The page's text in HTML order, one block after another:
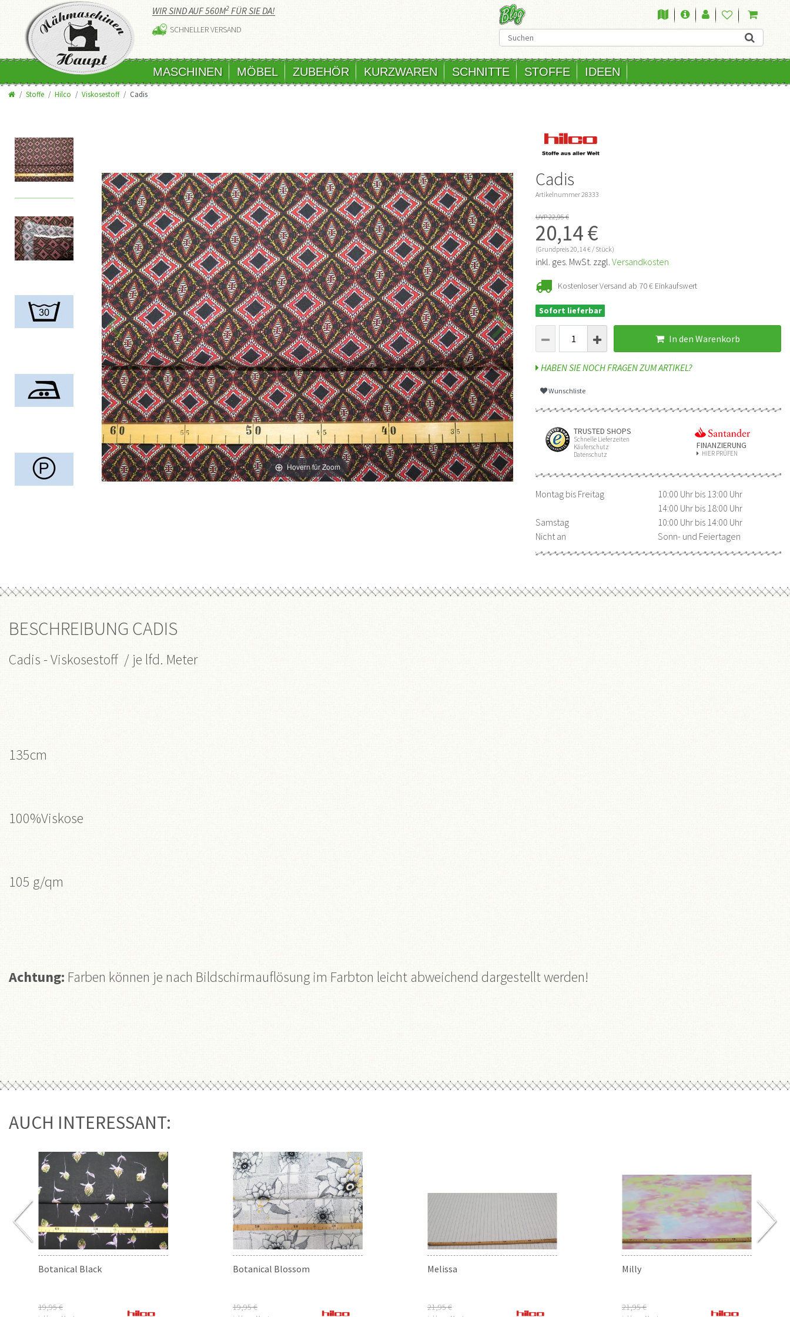
WIR SIND AUF 560M2 FÜR SIE DA!
SCHNELLER VERSAND
MASCHINEN MÖBEL ZUBEHÖR KURZWAREN SCHNITTE STOFFE IDEEN
Stoffe Hilco Viskosestoff Cadis
Hovern für Zoom
Cadis
Artikelnummer28333
UVP 22,95 €
20,14 €
(Grundpreis20,14 € / Stück)
inkl. ges. MwSt. zzgl. Versandkosten
Kostenloser Versand ab 70 € Einkaufswert
Sofort lieferbar
In den Warenkorb
HABEN SIE NOCH FRAGEN ZUM ARTIKEL?
Wunschliste
TRUSTED SHOPS
Schnelle Lieferzeiten
Käuferschutz
Datenschutz
FINANZIERUNG
HIER PRÜFEN
Montag bis Freitag
10:00 Uhr bis 13:00 Uhr
14:00 Uhr bis 18:00 Uhr
Samstag
10:00 Uhr bis 14:00 Uhr
Nicht an
Sonn- und Feiertagen
BESCHREIBUNG CADIS
Cadis - Viskosestoff / je lfd. Meter
135cm
100%Viskose
105 g/qm
Achtung: Farben können je nach Bildschirmauflösung im Farbton leicht abweichend dargestellt werden!
AUCH INTERESSANT:
Botanical Black
19,95 €
Botanical Blossom
19,95 €
Melissa
21,95 €
Milly
21,95 €